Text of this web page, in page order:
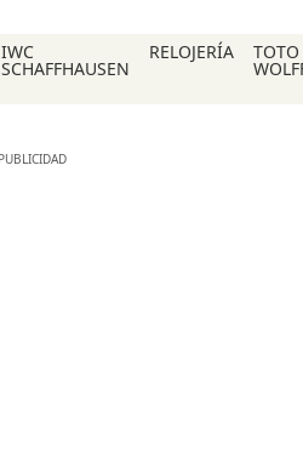
IWC
SCHAFFHAUSEN
RELOJERÍA TOTO